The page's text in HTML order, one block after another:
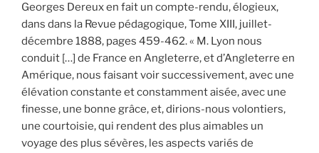
Georges Dereux en fait un compte-rendu, élogieux,
dans dans la Revue pédagogique, Tome XIII, juillet-
décembre 1888, pages 459-462. « M. Lyon nous
conduit […] de France en Angleterre, et d’Angleterre en
Amérique, nous faisant voir successivement, avec une
élévation constante et constamment aisée, avec une
finesse, une bonne grâce, et, dirions-nous volontiers,
une courtoisie, qui rendent des plus aimables un
voyage des plus sévères, les aspects variés de